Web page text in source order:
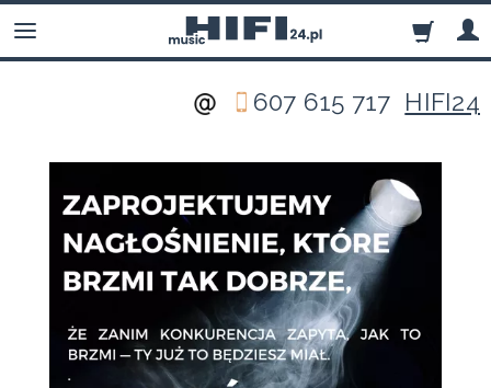
607 615 717 HIFI24